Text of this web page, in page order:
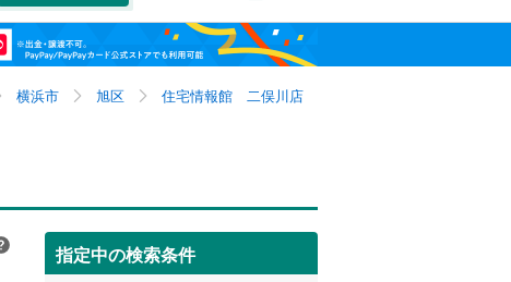
横浜市 旭区
住宅情報館 二俣川店
指定中の検索条件
福島
栃木 群馬 山梨
和歌山
日高本線(0)
宗谷本線(0)
東北本線(0
日光線(0)
仙石線(0)